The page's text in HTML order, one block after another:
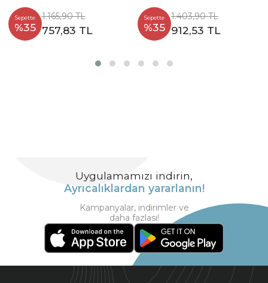
Sepette
%35
1.165,90 TL
757,83 TL
Sepette
%35
1.403,90 TL
912,53 TL
Uygulamamızı indirin,
Ayrıcalıklardan yararlanın!
Kampanyalar, indirimler ve
daha fazlası!